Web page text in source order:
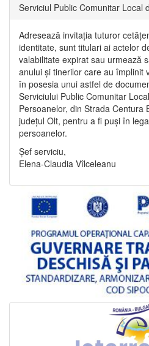
Serviciul Public Comunitar Local
Adresează invitația tuturor
identitate, sunt titulari ai actelor
valabilitate expirat sau urmează
anului și tinerilor care au împlinit
în posesia unui astfel de
Serviciului Public Comunitar
Persoanelor, din Strada Centura
județul Olt, pentru a fi puși în
persoanelor.
Șef serviciu,
Elena-Claudia Vîlceleanu